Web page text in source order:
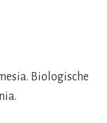
Biologische